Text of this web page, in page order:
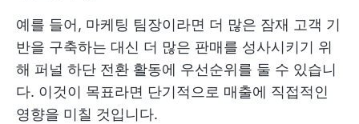
예를 들어, 마케팅 팀장이라면 더 많은 잠재 고객 기
반을 구축하는 대신 더 많은 판매를 성사시키기 위
해 퍼널 하단 전환 활동에 우선순위를 둘 수 있습니
다. 이것이 목표라면 단기적으로 매출에 직접적인
영향을 미칠 것입니다.